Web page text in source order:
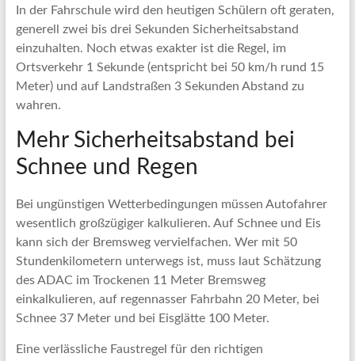
In der Fahrschule wird den heutigen Schülern oft geraten,
generell zwei bis drei Sekunden Sicherheitsabstand
einzuhalten. Noch etwas exakter ist die Regel, im
Ortsverkehr 1 Sekunde (entspricht bei 50 km/h rund 15
Meter) und auf Landstraßen 3 Sekunden Abstand zu
wahren.
Mehr Sicherheitsabstand bei
Schnee und Regen
Bei ungünstigen Wetterbedingungen müssen Autofahrer
wesentlich großzügiger kalkulieren. Auf Schnee und Eis
kann sich der Bremsweg vervielfachen. Wer mit 50
Stundenkilometern unterwegs ist, muss laut Schätzung
des ADAC im Trockenen 11 Meter Bremsweg
einkalkulieren, auf regennasser Fahrbahn 20 Meter, bei
Schnee 37 Meter und bei Eisglätte 100 Meter.
Eine verlässliche Faustregel für den richtigen